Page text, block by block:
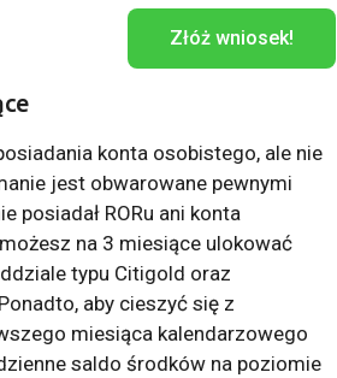
Złóż wniosek!
konta osobistego, ale nie
jest obwarowane pewnymi
posiadał RORu ani konta
na 3 miesiące ulokować
typu Citigold oraz
aby cieszyć się z
miesiąca kalendarzowego
saldo środków na poziomie